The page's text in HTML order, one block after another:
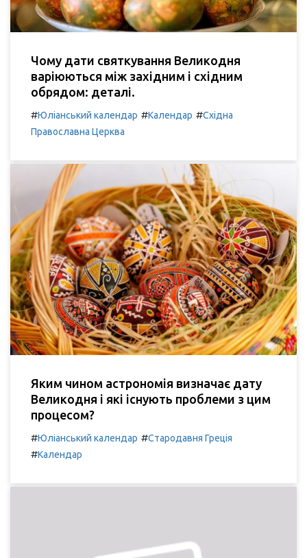
Чому дати святкування Великодня
варіюються між західним і східним
обрядом: деталі.
#Юліанський календар #Календар #Східна
Православна Церква
Яким чином астрономія визначає дату
Великодня і які існують проблеми з цим
процесом?
#Юліанський календар #Стародавня Греція
#Календар